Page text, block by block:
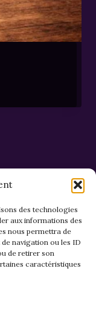
des technologies
aux informations des
nous permettra de
navigation ou les ID
de retirer son
caractéristiques